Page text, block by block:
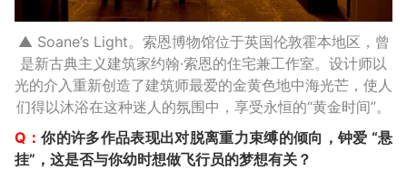
▲ Soane’s Light。索恩博物馆位于英国伦敦霍本地区，曾
是新古典主义建筑家约翰·索恩的住宅兼工作室。设计师以
光的介入重新创造了建筑师最爱的金黄色地中海光芒，使人
们得以沐浴在这种迷人的氛围中，享受永恒的“黄金时间”。
Q：你的许多作品表现出对脱离重力束缚的倾向，钟爱 “悬
挂”，这是否与你幼时想做飞行员的梦想有关？